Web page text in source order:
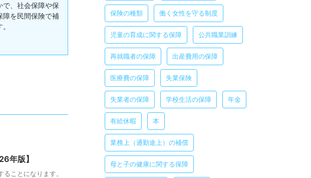
で、社会保障や保
障を民間保険で補
年版】
ことになります。
保険の種類 働く女性を守る制度
児童の育成に関する保障 公共職業訓練
再就職者の保障 出産費用の保障
医療費の保障 失業保険
失業者の保障 学校生活の保障 年金
有給休暇 本
業務上（通勤途上）の補償
母と子の健康に関する保障